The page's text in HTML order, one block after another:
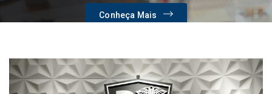
Conheça Mais